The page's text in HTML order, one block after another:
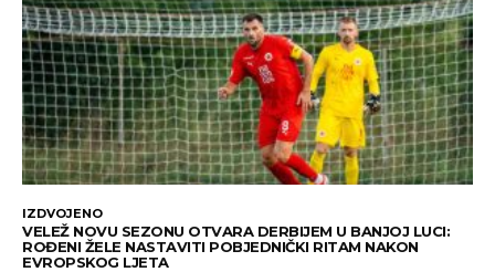
IZDVOJENO
VELEŽ NOVU SEZONU OTVARA DERBIJEM U BANJOJ LUCI:
ROĐENI ŽELE NASTAVITI POBJEDNIČKI RITAM NAKON
EVROPSKOG LJETA